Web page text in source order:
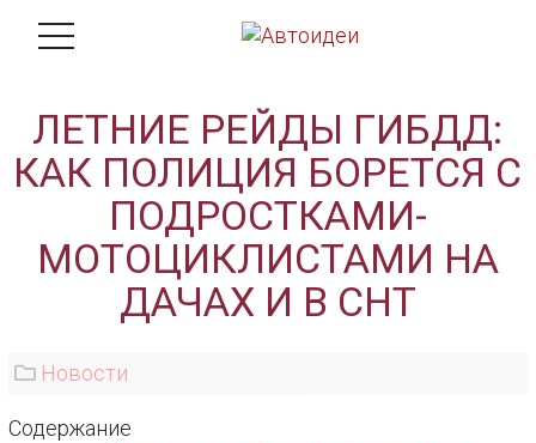
ЛЕТНИЕ РЕЙДЫ ГИБДД:
КАК ПОЛИЦИЯ БОРЕТСЯ С
ПОДРОСТКАМИ-
МОТОЦИКЛИСТАМИ НА
ДАЧАХ И В СНТ
Новости
Содержание